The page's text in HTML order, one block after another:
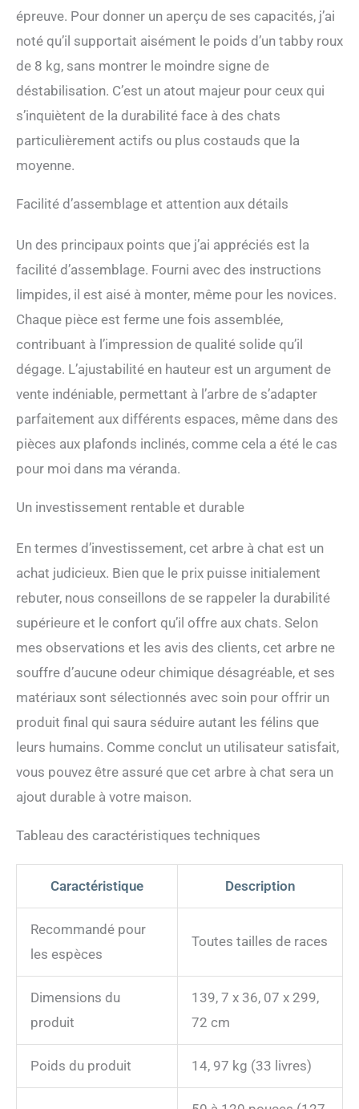
plus solides, 2 trampolines
+ vaisseaux spatiaux +
hamac + meubles pour
chats de surveillance, 5
accessoires combinés dans
un bel arbre à chat moderne
L'arbre à chat ne nécessite
(basé sur la barre de
intégrées dans le produit.
peuvent être contactés à
résoudrons pour vous dès
que nous recevrons les
informations !
épreuve. Pour donner un aperçu de ses capacités, j’ai
noté qu’il supportait aisément le poids d’un tabby roux
de 8 kg, sans montrer le moindre signe de
déstabilisation. C’est un atout majeur pour ceux qui
s’inquiètent de la durabilité face à des chats
particulièrement actifs ou plus costauds que la
moyenne.
Facilité d’assemblage et attention aux détails
Un des principaux points que j’ai appréciés est la
facilité d’assemblage. Fourni avec des instructions
limpides, il est aisé à monter, même pour les novices.
Chaque pièce est ferme une fois assemblée,
contribuant à l’impression de qualité solide qu’il
dégage. L’ajustabilité en hauteur est un argument de
vente indéniable, permettant à l’arbre de s’adapter
parfaitement aux différents espaces, même dans des
pièces aux plafonds inclinés, comme cela a été le cas
pour moi dans ma véranda.
Un investissement rentable et durable
En termes d’investissement, cet arbre à chat est un
achat judicieux. Bien que le prix puisse initialement
rebuter, nous conseillons de se rappeler la durabilité
supérieure et le confort qu’il offre aux chats. Selon
mes observations et les avis des clients, cet arbre ne
souffre d’aucune odeur chimique désagréable, et ses
matériaux sont sélectionnés avec soin pour offrir un
produit final qui saura séduire autant les félins que
leurs humains. Comme conclut un utilisateur satisfait,
vous pouvez être assuré que cet arbre à chat sera un
ajout durable à votre maison.
Tableau des caractéristiques techniques
Caractéristique Description
Recommandé pour
les espèces
Toutes tailles de races
Dimensions du
produit
139, 7 x 36, 07 x 299,
72 cm
Poids du produit 14, 97 kg (33 livres)